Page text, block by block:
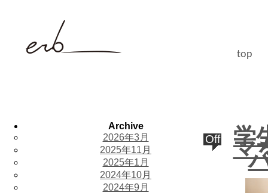
top
Off 学
マ
Archive
2026年3月
2025年11月
2025年1月
2024年10月
2024年9月